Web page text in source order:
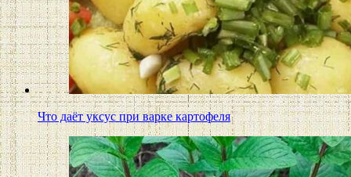
Что даёт уксус при варке картофеля